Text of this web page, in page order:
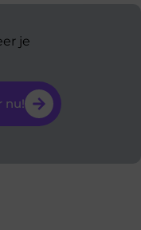
je
nu!